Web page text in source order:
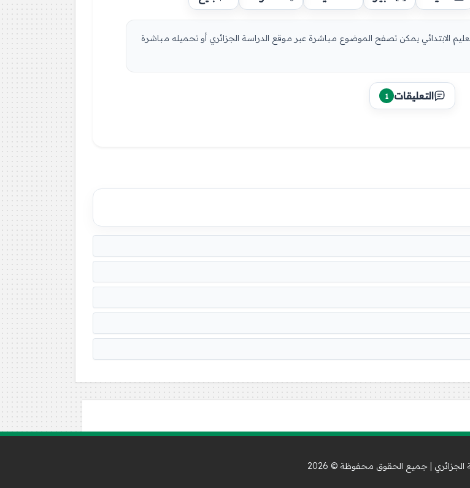
2016 : موضوع اللغة العربية 2016 لشهادة التعليم الابتدائي يمكن تصفح الموضوع مباشرة عبر موقع الدراسة الجزائري أو تحميله مباشرة
التعليقات 1
الجزائري | جميع الحقوق محفوظة © 2026